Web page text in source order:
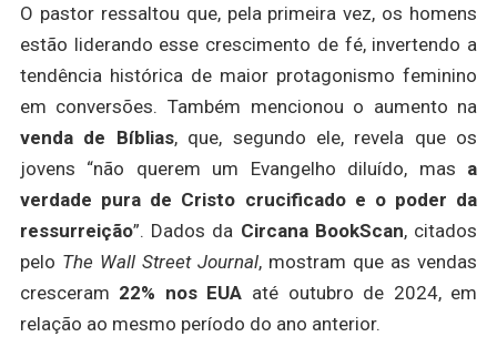
O pastor ressaltou que, pela primeira vez, os homens
estão liderando esse crescimento de fé, invertendo a
tendência histórica de maior protagonismo feminino
em conversões. Também mencionou o aumento na
venda de Bíblias, que, segundo ele, revela que os
jovens “não querem um Evangelho diluído, mas a
verdade pura de Cristo crucificado e o poder da
ressurreição”. Dados da Circana BookScan, citados
pelo The Wall Street Journal, mostram que as vendas
cresceram 22% nos EUA até outubro de 2024, em
relação ao mesmo período do ano anterior.